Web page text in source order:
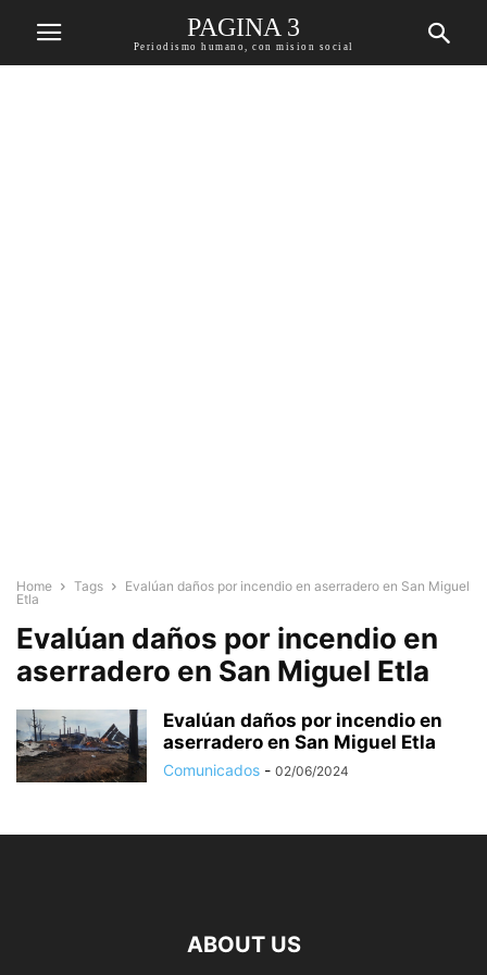
PAGINA 3
Periodismo humano, con mision social
Home Tags
Evalúan daños por incendio en aserradero en San Miguel
Etla
Evalúan daños por incendio en
aserradero en San Miguel Etla
Evalúan daños por incendio en
aserradero en San Miguel Etla
Comunicados - 02/06/2024
ABOUT US